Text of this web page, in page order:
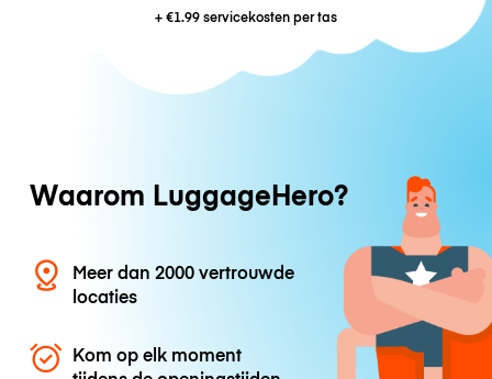
+€1.99servicekosten per tas
Waarom LuggageHero?
Meer dan 2000 vertrouwde
locaties
Kom op elk moment